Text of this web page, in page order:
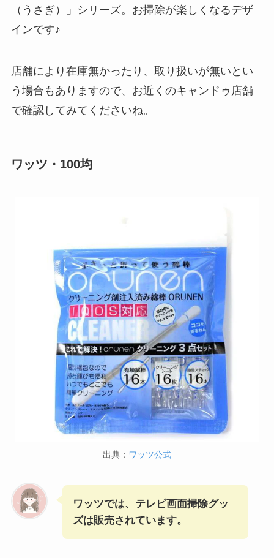
（うさぎ）」シリーズ。お掃除が楽しくなるデザ
インです♪
店舗により在庫無かったり、取り扱いが無いとい
う場合もありますので、お近くのキャンドゥ店舗
で確認してみてくださいね。
ワッツ・100均
出典： ワッツ公式
ワッツでは、テレビ画面掃除グッ
ズは販売されています。